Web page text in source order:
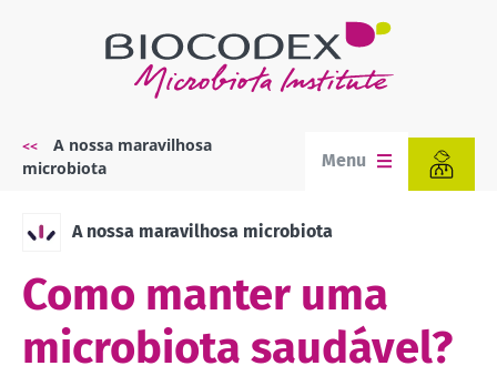
Navegação
estrutural
A nossa maravilhosa
microbiota
Menu
A nossa maravilhosa microbiota
Como manter uma
microbiota saudável?